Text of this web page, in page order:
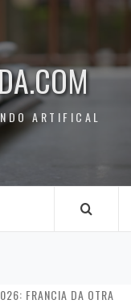
ARTIFICAL
FRANCIA DA OTRA